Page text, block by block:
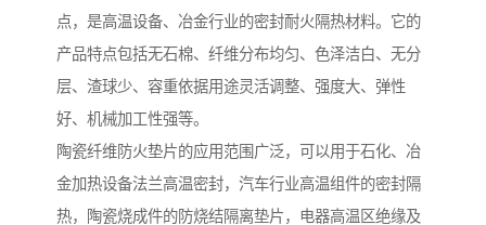
点，是高温设备、冶金行业的密封耐火隔热材料。它的
产品特点包括无石棉、纤维分布均匀、色泽洁白、无分
层、渣球少、容重依据用途灵活调整、强度大、弹性
好、机械加工性强等。
陶瓷纤维防火垫片的应用范围广泛，可以用于石化、冶
金加热设备法兰高温密封，汽车行业高温组件的密封隔
热，陶瓷烧成件的防烧结隔离垫片，电器高温区绝缘及